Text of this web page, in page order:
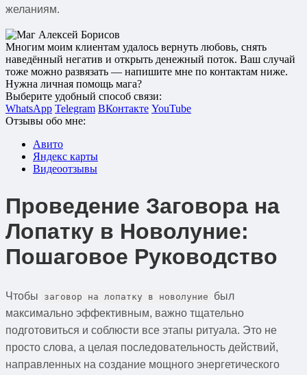
желаниям.
Многим моим клиентам удалось вернуть любовь, снять
наведённый негатив и открыть денежный поток. Ваш случай
тоже можно развязать — напишите мне по контактам ниже.
Нужна личная помощь мага?
Выберите удобный способ связи:
WhatsApp Telegram ВКонтакте YouTube
Отзывы обо мне:
Авито
Яндекс карты
Видеоотзывы
Проведение Заговора на
Лопатку в Новолуние:
Пошаговое Руководство
Чтобы заговор на лопатку в новолуние
был
максимально эффективным, важно тщательно
подготовиться и соблюсти все этапы ритуала. Это не
просто слова, а целая последовательность действий,
направленных на создание мощного энергетического